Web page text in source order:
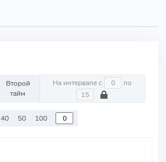
Второй
тайм
На интервале с по
40 50 100